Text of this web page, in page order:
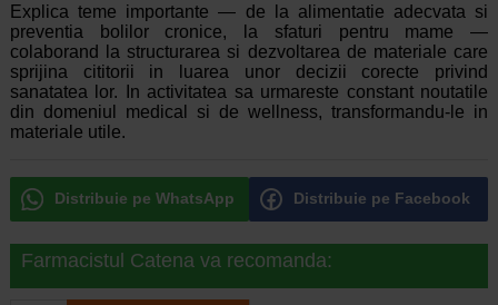
Explica teme importante — de la alimentatie adecvata si
preventia bolilor cronice, la sfaturi pentru mame —
colaborand la structurarea si dezvoltarea de materiale care
sprijina cititorii in luarea unor decizii corecte privind
sanatatea lor. In activitatea sa urmareste constant noutatile
din domeniul medical si de wellness, transformandu-le in
materiale utile.
Distribuie pe WhatsApp Distribuie pe Facebook
Farmacistul Catena va recomanda: